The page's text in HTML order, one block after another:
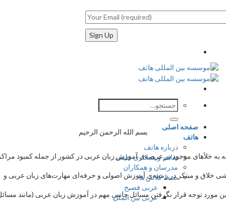
جستجو
صفحه اصلی
هاتف
درباره هاتف
تفاهم و همکاری علمی
مدرسان و همکاران
ضبط کلاس ها
عربی فصیح
عربی بین الملل
بسم الله الرحمن الرحیم
موجود در عرصه‌ی آموزش زبان عربی در کشور از جمله کمبود مراکز
و مبتکر در زمینه‌ی آموزش اصولی و حرفه‌ای مهارت‌های زبان عربی و
قرار نگرفتن مسائل جانبیِ مهم در آموزش زبان عربی (مانند مسائل